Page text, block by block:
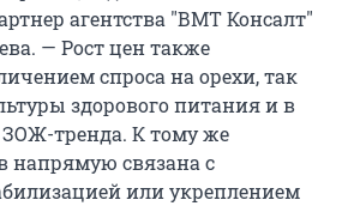
агентства "ВМТ Консалт"
— Рост цен также
спроса на орехи, так
здорового питания и в
ЗОЖ-тренда. К тому же
напрямую связана с
или укреплением